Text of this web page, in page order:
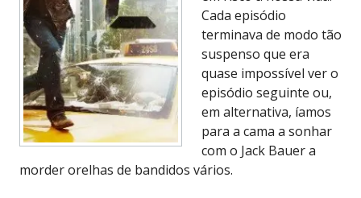
Cada episódio
terminava de modo tão
suspenso que era
quase impossível ver o
episódio seguinte ou,
em alternativa, íamos
para a cama a sonhar
com o Jack Bauer a
morder orelhas de bandidos vários.